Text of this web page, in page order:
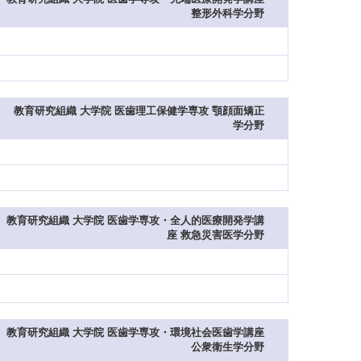
整形外科学分野
教育研究組織 大学院 医歯理工保健学専攻 顎顔面矯正
学分野
教育研究組織 大学院 医歯学専攻・全人的医療開発学講
座 救急災害医学分野
教育研究組織 大学院 医歯学専攻・環境社会医歯学講座
公衆衛生学分野